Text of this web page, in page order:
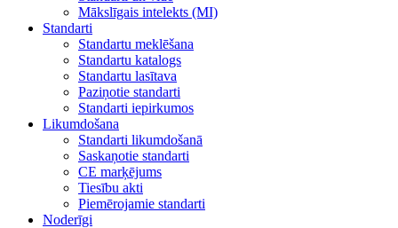
Mākslīgais intelekts (MI)
Standarti
Standartu meklēšana
Standartu katalogs
Standartu lasītava
Paziņotie standarti
Standarti iepirkumos
Likumdošana
Standarti likumdošanā
Saskaņotie standarti
CE marķējums
Tiesību akti
Piemērojamie standarti
Noderīgi